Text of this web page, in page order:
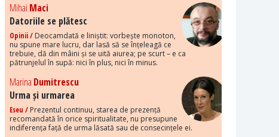
Mihai Maci
Datoriile se plătesc
Opinii / Deocamdată e liniștit: vorbește monoton,
nu spune mare lucru, dar lasă să se înțeleagă ce
trebuie, dă din mâini și se uită aiurea; pe scurt – e ca
pătrunjelul în supă: nici în plus, nici în minus.
Marina Dumitrescu
Urma și urmarea
Eseu / Prezentul continuu, starea de prezență
recomandată în orice spiritualitate, nu presupune
indiferența față de urma lăsată sau de consecințele ei.